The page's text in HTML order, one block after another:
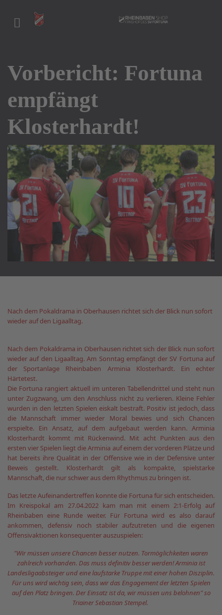
Vorbericht: Fortuna
empfängt
Klosterhardt!
Nach dem Pokaldrama in Oberhausen richtet sich der Blick nun sofort
wieder auf den Ligaalltag.
Nach dem Pokaldrama in Oberhausen richtet sich der Blick nun sofort
wieder auf den Ligaalltag. Am Sonntag empfängt der SV Fortuna auf
der Sportanlage Rheinbaben Arminia Klosterhardt. Ein echter
Härtetest.
Die Fortuna rangiert aktuell im unteren Tabellendrittel und steht nun
unter Zugzwang, um den Anschluss nicht zu verlieren. Kleine Fehler
wurden in den letzten Spielen eiskalt bestraft. Positiv ist jedoch, dass
die Mannschaft immer wieder Moral bewies und sich Chancen
erspielte. Ein Ansatz, auf dem aufgebaut werden kann. Arminia
Klosterhardt kommt mit Rückenwind. Mit acht Punkten aus den
ersten vier Spielen liegt die Arminia auf einem der vorderen Plätze und
hat bereits ihre Qualität in der Offensive wie in der Defensive unter
Beweis gestellt. Klosterhardt gilt als kompakte, spielstarke
Mannschaft, die nur schwer aus dem Rhythmus zu bringen ist.
Das letzte Aufeinandertreffen konnte die Fortuna für sich entscheiden.
Im Kreispokal am 27.04.2022 kam man mit einem 2:1-Erfolg auf
Rheinbaben eine Runde weiter. Für Fortuna wird es also darauf
ankommen, defensiv noch stabiler aufzutreten und die eigenen
Offensivaktionen konsequenter auszuspielen:
"Wir müssen unsere Chancen besser nutzen. Tormöglichkeiten waren
zahlreich vorhanden. Das muss definitiv besser werden! Arminia ist
Landesligaabsteiger und eine laufstarke Truppe mit einer hohen Disziplin.
Für uns wird wichtig sein, dass wir das Engagement der letzten Spielen
auf den Platz bringen. Der Einsatz ist da, wir müssen uns belohnen" so
Triainer Sebastian Stempel.